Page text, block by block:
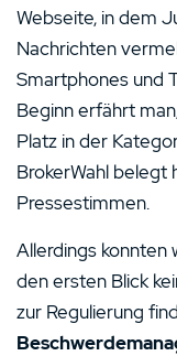
Webseite, in dem
Nachrichten
Smartphones und
Beginn erfährt
Platz in der
BrokerWahl belegt
Pressestimmen.
Allerdings konnten
den ersten Blick
zur Regulierung